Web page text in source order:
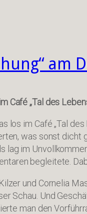
am
Café „Tal des
los im Café „Tal
was sonst dicht
lag im
begleitete.
und Cornelia
Schau. Und
man den